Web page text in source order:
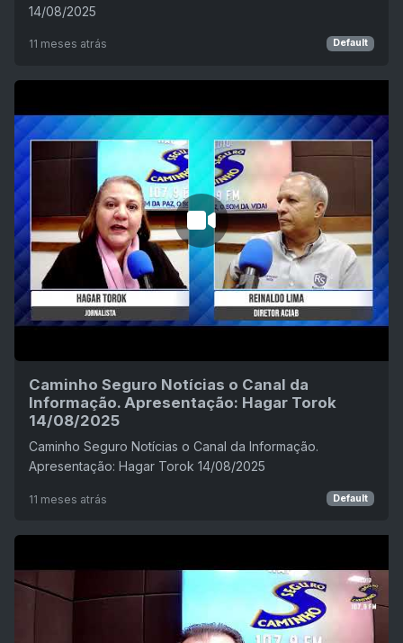
14/08/2025
11 meses atrás Default
Caminho Seguro Notícias o Canal da
Informação. Apresentação: Hagar Torok
14/08/2025
Caminho Seguro Notícias o Canal da Informação.
Apresentação: Hagar Torok 14/08/2025
11 meses atrás Default